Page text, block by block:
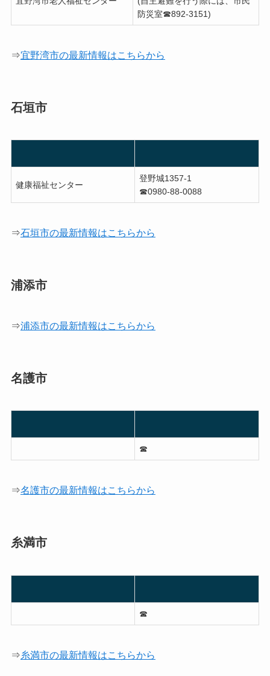
防災室☎︎892-3151)
⇒宜野湾市の最新情報はこちらから
石垣市
健康福祉センター
登野城1357-1
☎︎0980-88-0088
⇒石垣市の最新情報はこちらから
浦添市
⇒浦添市の最新情報はこちらから
名護市
☎︎
⇒名護市の最新情報はこちらから
糸満市
☎︎
⇒糸満市の最新情報はこちらから